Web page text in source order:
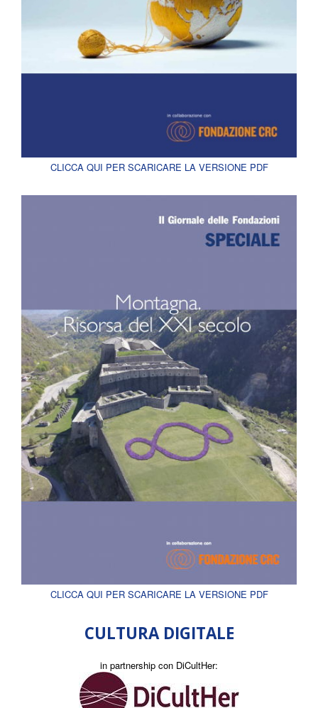
CLICCA QUI PER SCARICARE LA VERSIONE PDF
CLICCA QUI PER SCARICARE LA VERSIONE PDF
CULTURA DIGITALE
in partnership con DiCultHer: